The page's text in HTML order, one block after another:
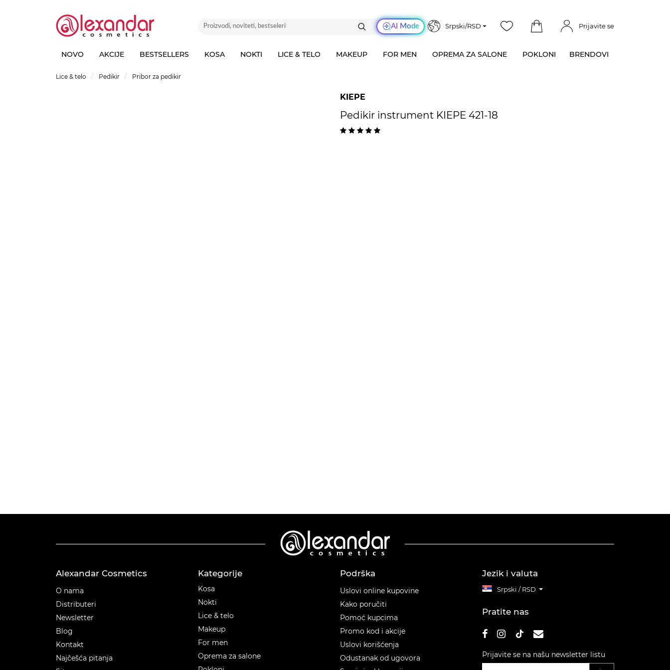
AI Mode Srpski/RSD Prijavite se
NOVO AKCIJE BESTSELLERS KOSA NOKTI LICE & TELO MAKEUP FOR MEN OPREMA ZA SALONE POKLONI BRENDOVI
Lice & telo Pedikir Pribor za pedikir
KIEPE
Pedikir instrument KIEPE 421-18
Alexandar Cosmetics
O nama
Distributeri
Newsletter
Blog
Kontakt
Najčešća pitanja
Kategorije
Kosa
Nokti
Lice & telo
Makeup
For men
Oprema za salone
Podrška
Uslovi online kupovine
Kako poručiti
Pomoć kupcima
Promo kod i akcije
Uslovi korišćenja
Odustanak od ugovora
Jezik i valuta
Srpski / RSD
Pratite nas
Prijavite se na našu newsletter listu